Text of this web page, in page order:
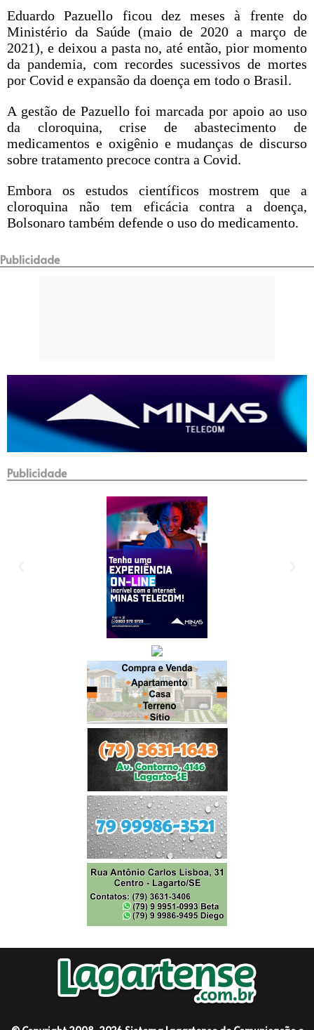
Eduardo Pazuello ficou dez meses à frente do
Ministério da Saúde (maio de 2020 a março de
2021), e deixou a pasta no, até então, pior momento
da pandemia, com recordes sucessivos de mortes
por Covid e expansão da doença em todo o Brasil.
A gestão de Pazuello foi marcada por apoio ao uso
da cloroquina, crise de abastecimento de
medicamentos e oxigênio e mudanças de discurso
sobre tratamento precoce contra a Covid.
Embora os estudos científicos mostrem que a
cloroquina não tem eficácia contra a doença,
Bolsonaro também defende o uso do medicamento.
Publicidade
Publicidade